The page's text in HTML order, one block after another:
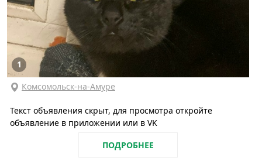
1
Комсомольск-на-Амуре
Текст объявления скрыт, для просмотра откройте
объявление в приложении или в VK
ПОДРОБНЕЕ